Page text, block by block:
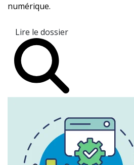
numérique.
Lire le dossier